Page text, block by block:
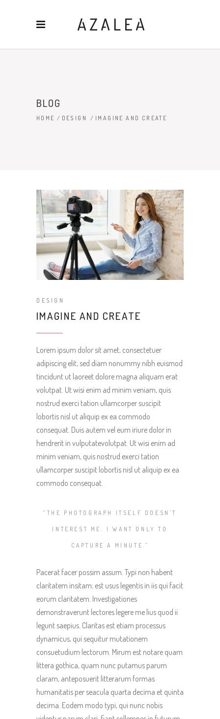
BLOG
HOME / DESIGN / IMAGINE AND CREATE
DESIGN
IMAGINE AND CREATE
Lorem ipsum dolor sit amet, consectetuer
adipiscing elit, sed diam nonummy nibh euismod
tincidunt ut laoreet dolore magna aliquam erat
volutpat. Ut wisi enim ad minim veniam, quis
nostrud exerci tation ullamcorper suscipit
lobortis nisl ut aliquip ex ea commodo
consequat. Duis autem vel eum iriure dolor in
hendrerit in vulputatevolutpat. Ut wisi enim ad
minim veniam, quis nostrud exerci tation
ullamcorper suscipit lobortis nisl ut aliquip ex ea
commodo consequat.
“THE PHOTOGRAPH ITSELF DOESN’T
INTEREST ME. I WANT ONLY TO
CAPTURE A MINUTE.”
Pacerat facer possim assum. Typi non habent
claritatem insitam; est usus legentis in iis qui facit
eorum claritatem. Investigationes
demonstraverunt lectores legere me lius quod ii
legunt saepius. Claritas est etiam processus
dynamicus, qui sequitur mutationem
consuetudium lectorum. Mirum est notare quam
littera gothica, quam nunc putamus parum
claram, anteposuerit litterarum formas
humanitatis per seacula quarta decima et quinta
decima. Eodem modo typi, qui nunc nobis